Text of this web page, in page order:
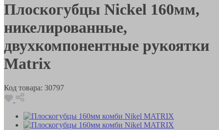
Плоскогубцы Nickel 160мм,
никелированные,
двухкомпонентные рукоятки
Matrix
Код товара: 30797